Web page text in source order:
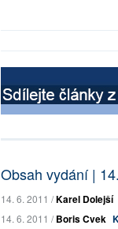
Obsah vydání |
14. 6. 2011 /Karel Dolejší
14. 6. 2011 /Boris Cvek